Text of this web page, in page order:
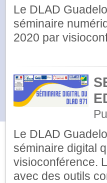
Le DLAD
séminaire
2020 par
Le DLAD
séminaire digital
visioconférence.
avec des outils